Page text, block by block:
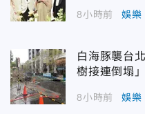
8小時前 娛樂
白海豚襲台
樹接連倒塌」
8小時前 娛樂